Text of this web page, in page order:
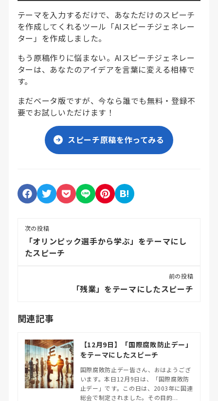
テーマを入力するだけで、あなただけのスピーチ
を作成してくれるツール「AIスピーチジェネレー
ター」を作成しました。
もう原稿作りに悩まない。AIスピーチジェネレー
ターは、あなたのアイデアを言葉に変える相棒で
す。
まだベータ版ですが、今なら誰でも無料・登録不
要でお試しいただけます！
スピーチ原稿を作ってみる
次の投稿
「オリンピック選手から学ぶ」をテーマにし
たスピーチ
前の投稿
「残業」をテーマにしたスピーチ
関連記事
【12月9日】「国際腐敗防止デー」
をテーマにしたスピーチ
国際腐敗防止デー皆さん、おはようござ
います。本日12月9日は、「国際腐敗防
止デー」です。この日は、2003年に国連
総会で制定されました。その目的...